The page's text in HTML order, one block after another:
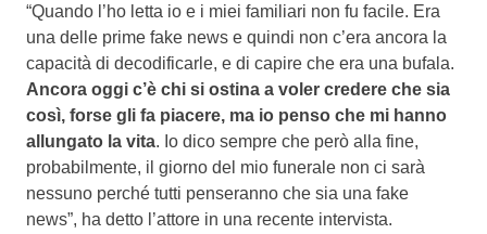
“Quando l’ho letta io e i miei familiari non fu facile. Era
una delle prime fake news e quindi non c’era ancora la
capacità di decodificarle, e di capire che era una bufala.
Ancora oggi c’è chi si ostina a voler credere che sia
così, forse gli fa piacere, ma io penso che mi hanno
allungato la vita. Io dico sempre che però alla fine,
probabilmente, il giorno del mio funerale non ci sarà
nessuno perché tutti penseranno che sia una fake
news”, ha detto l’attore in una recente intervista.